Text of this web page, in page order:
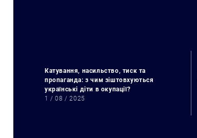
Катування, насильство, тиск та
пропаганда: з чим зіштовхуються
українські діти в окупації?
1 / 08 / 2025